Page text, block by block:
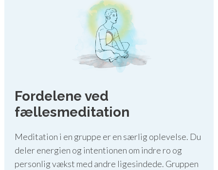
Fordelene ved
fællesmeditation
Meditation i en gruppe er en særlig oplevelse. Du
deler energien og intentionen om indre ro og
personlig vækst med andre ligesindede. Gruppen